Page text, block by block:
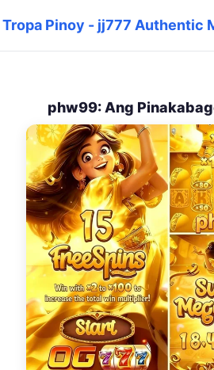
Tropa Pinoy - jj777 Authentic
phw99: Ang